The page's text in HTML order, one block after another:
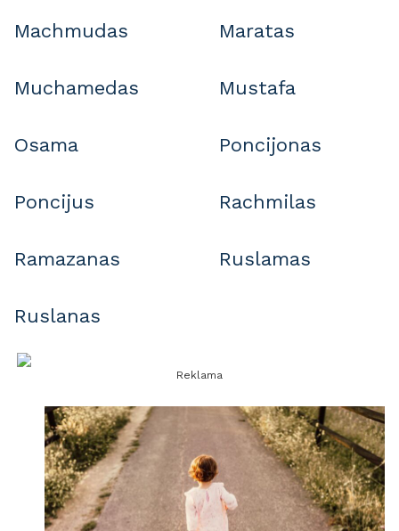
Machmudas Maratas
Muchamedas Mustafa
Osama Poncijonas
Poncijus Rachmilas
Ramazanas Ruslamas
Ruslanas
Reklama